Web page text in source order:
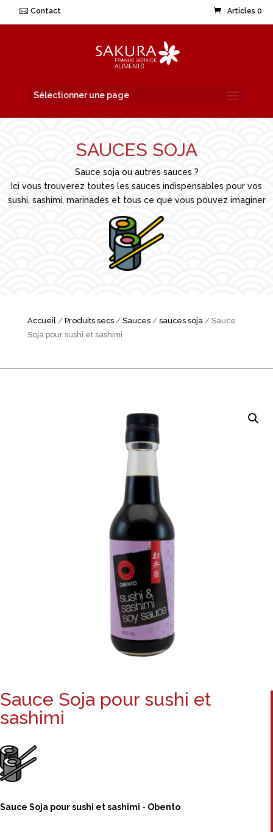
Contact Articles 0
Sélectionner une page
SAUCES SOJA
Sauce soja ou autres sauces ?
Ici vous trouverez toutes les sauces indispensables pour vos
sushi, sashimi, marinades et tous ce que vous pouvez imaginer
Accueil/ Produits secs/ Sauces/ sauces soja/ Sauce
Soja pour sushi et sashimi
Sauce Soja pour sushi et
sashimi
Sauce Soja pour sushi et sashimi - Obento